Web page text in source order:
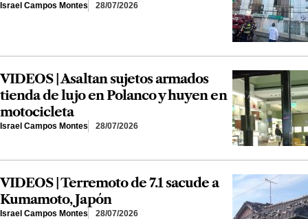
Israel Campos Montes 28/07/2026
VIDEOS | Asaltan sujetos armados
tienda de lujo en Polanco y huyen en
motocicleta
Israel Campos Montes 28/07/2026
VIDEOS | Terremoto de 7.1 sacude a
Kumamoto, Japón
Israel Campos Montes 28/07/2026